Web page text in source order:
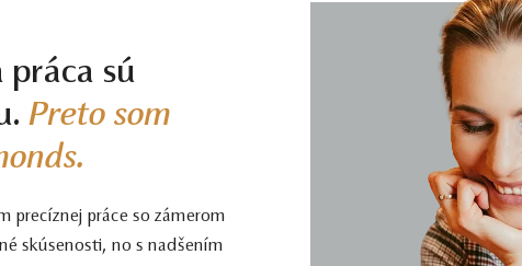
práca sú
Preto som
precíznej práce so zámerom
skúsenosti, no s nadšením